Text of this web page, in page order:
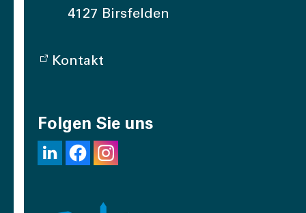
4127 Birsfelden
Kontakt
Folgen Sie uns